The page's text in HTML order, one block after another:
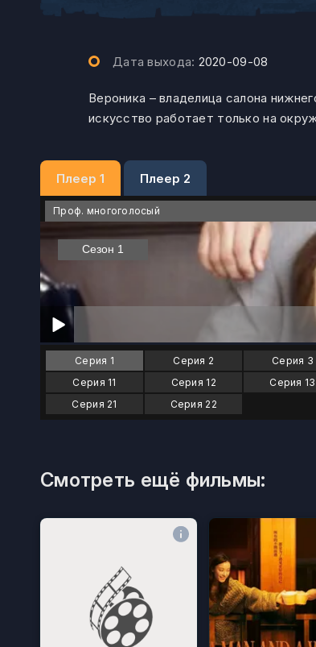
Дата выхода: 2020-09-08
Вероника – владелица салона
искусство работает только на
Плеер 1 Плеер 2
Проф. многоголосый
Серия 1 Серия 2 Серия 3
Серия 11
Серия 12 Серия 13
Серия 21
Серия 22
Смотреть ещё фильмы: